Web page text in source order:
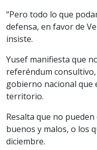
“Pero todo lo que
defensa, en favor de
insiste.
Yusef manifiesta que
referéndum
gobierno nacional que
territorio.
Resalta que no
buenos y malos, o los
diciembre.